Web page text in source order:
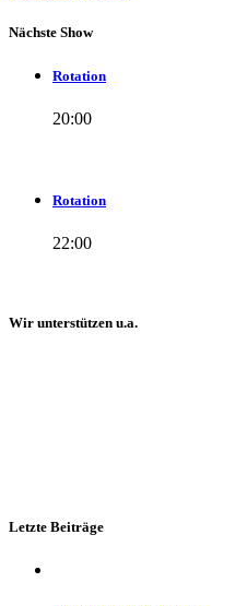
Nächste Show
Rotation
20:00
Rotation
22:00
Wir unterstützen u.a.
Letzte Beiträge